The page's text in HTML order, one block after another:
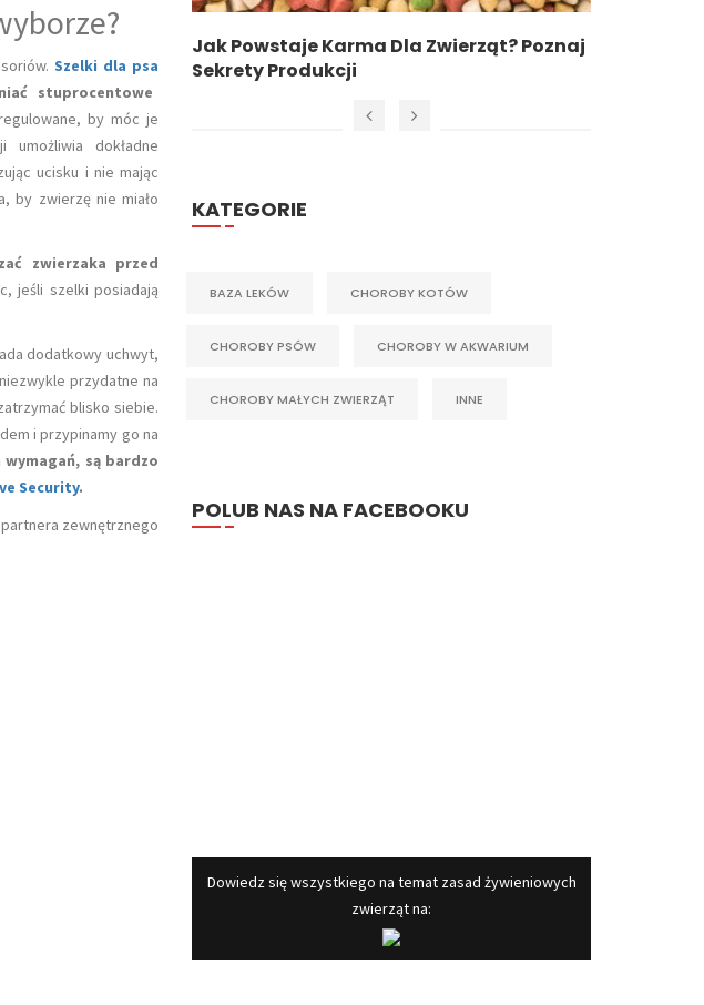
Szelki dla psa
stuprocentowe
by móc je
dokładne
ucisku i nie mając
by zwierzę nie miało
zwierzaka przed
jeśli szelki posiadają
dodatkowy uchwyt,
przydatne na
blisko siebie.
i przypinamy go na
są bardzo
Security.
partnera zewnętrznego
Jak Powstaje Karma Dla Zwierząt? Poznaj
Sekrety Produkcji
KATEGORIE
BAZA LEKÓW CHOROBY KOTÓW
CHOROBY PSÓW CHOROBY W AKWARIUM
CHOROBY MAŁYCH ZWIERZĄT INNE
POLUB NAS NA FACEBOOKU
​Dowiedz się wszystkiego na temat zasad żywieniowych
zwierząt na: